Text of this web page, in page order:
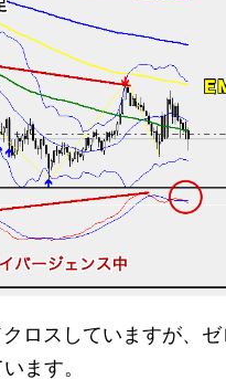
ロスしていますが、ゼ
ます。